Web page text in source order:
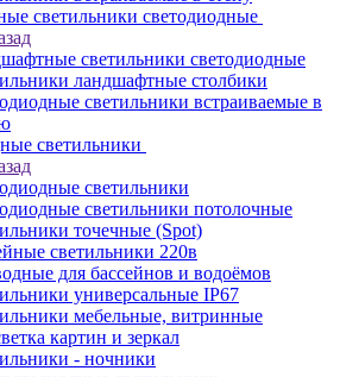
светильники светодиодные
светильники светодиодные
ландшафтные столбики
светильники встраиваемые в
светильники
светильники
светильники потолочные
точечные (Spot)
светильники 220в
для бассейнов и водоёмов
универсальные IP67
мебельные, витринные
картин и зеркал
- ночники